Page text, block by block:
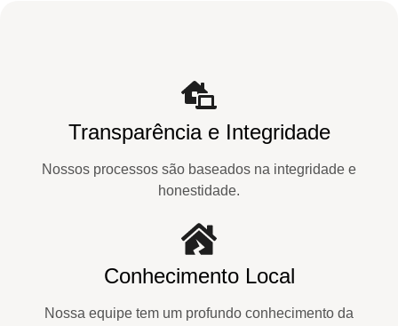
Transparência e Integridade
Nossos processos são baseados na integridade e
honestidade.
Conhecimento Local
Nossa equipe tem um profundo conhecimento da